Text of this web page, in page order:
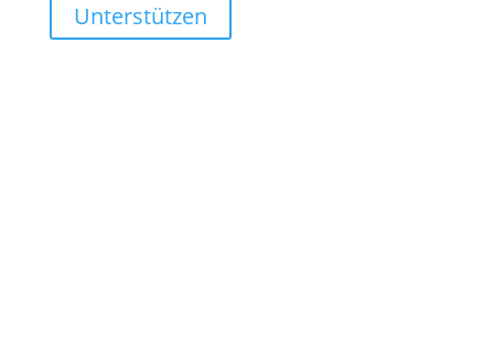
Unterstützen